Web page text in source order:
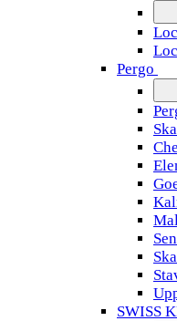
Pergo
SWISS